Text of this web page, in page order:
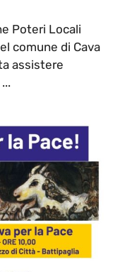
Poteri Locali
comune di Cava
assistere